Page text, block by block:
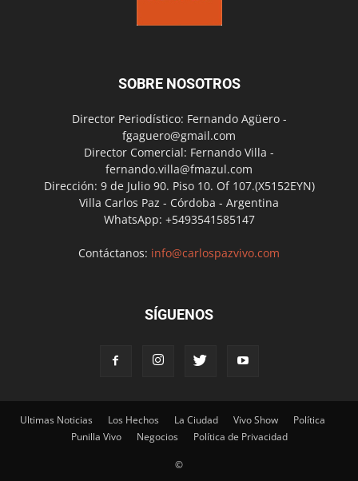
SOBRE NOSOTROS
Director Periodístico: Fernando Agüero -
fgaguero@gmail.com
Director Comercial: Fernando Villa -
fernando.villa@fmazul.com
Dirección: 9 de Julio 90. Piso 10. Of 107.(X5152EYN)
Villa Carlos Paz - Córdoba - Argentina
WhatsApp: +5493541585147
Contáctanos: info@carlospazvivo.com
SÍGUENOS
Ultimas Noticias Los Hechos La Ciudad Vivo Show
Política
Punilla Vivo
Negocios Política de Privacidad
©